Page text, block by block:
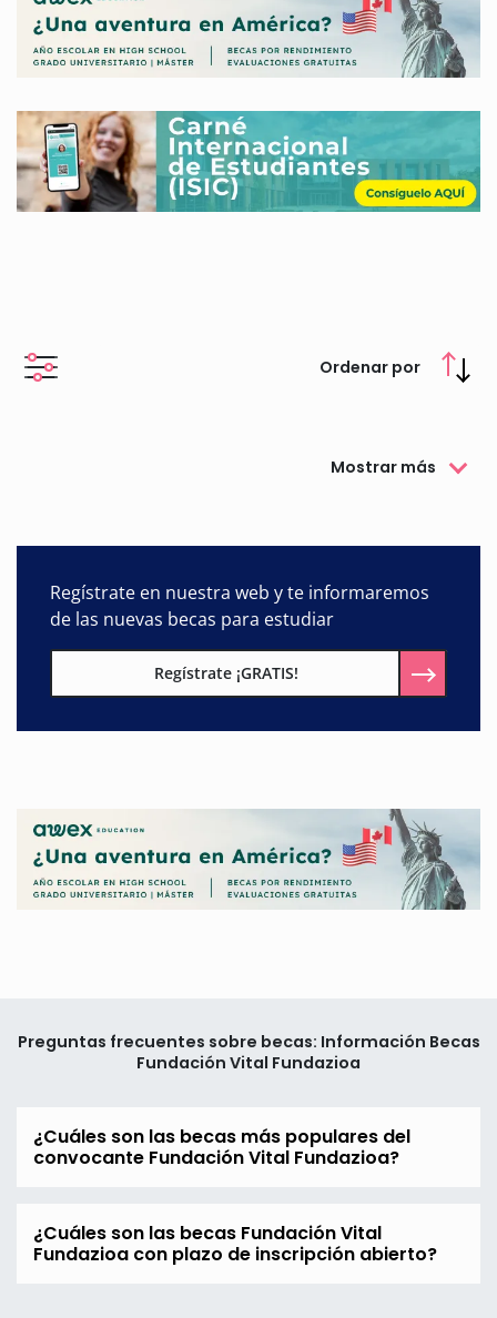
La Fundación gestiona programas tanto de carácter
asistencial y social, como docente, cultural, deportivo y
acciones en beneficio de las personas mayores, con el objeto
de convertirse en la entidad referente en nuestro Territorio.
La Fundación Vital Fundazioa además, ofrece un programa de
becas y ayudas de formación, becas para jóvenes en situación
de vulnerabilidad, becas de idiomas y muchas más.
Si quieres saber más sobre las diferentes becas y ayudas que
Ordenar por
Mostrar más
Regístrate en nuestra web y te informaremos
de las nuevas becas para estudiar
Regístrate ¡GRATIS!
Preguntas frecuentes sobre becas: Información Becas
Fundación Vital Fundazioa
¿Cuáles son las becas más populares del
convocante Fundación Vital Fundazioa?
¿Cuáles son las becas Fundación Vital
Fundazioa con plazo de inscripción abierto?